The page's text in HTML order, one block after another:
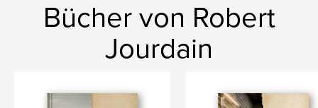
Bücher von Robert
Jourdain